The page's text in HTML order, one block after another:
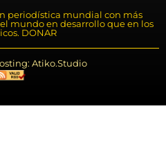
periodística mundial con más
mundo en desarrollo que en los
DONAR
Atiko.Studio